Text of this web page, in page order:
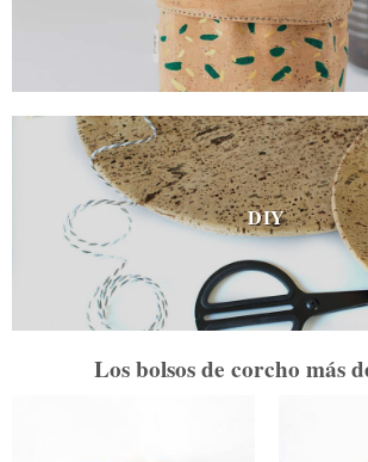
DIY
Los bolsos de corcho más